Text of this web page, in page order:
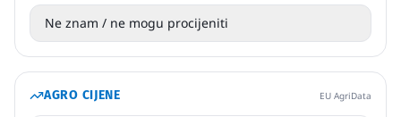
Ne znam / ne mogu procijeniti
AGRO CIJENE EU AgriData